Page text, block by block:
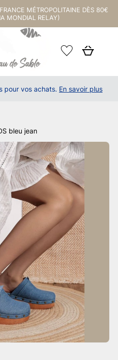
MÉTROPOLITAINE DÈS 80€
MONDIAL RELAY)
pour vos achats. En savoir plus
bleu jean